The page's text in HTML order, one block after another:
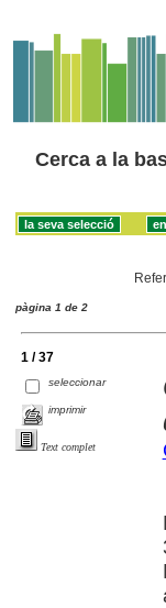
Cerca a la
pàgina 1 de 2
1 / 37
seleccionar
imprimir
Text complet